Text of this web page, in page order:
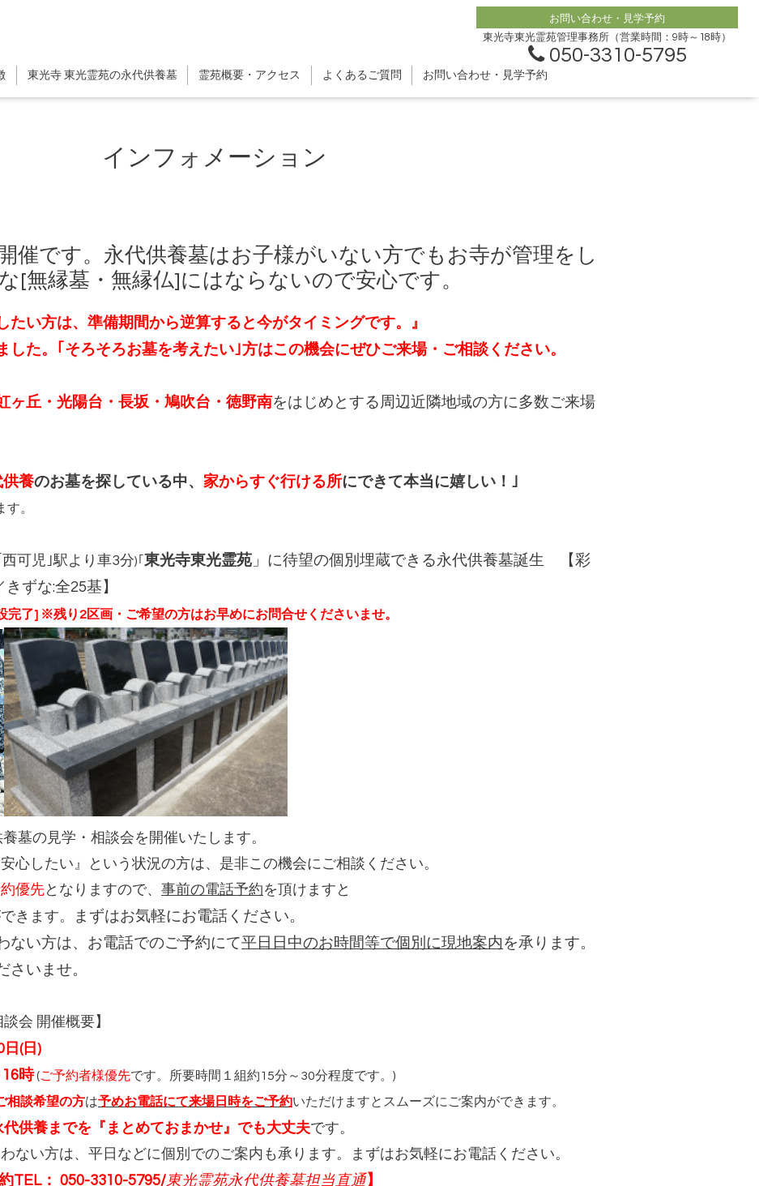
お問い合わせ・見学予約
東光寺東光霊苑管理事務所（営業時間：9時～18時）
050-3310-5795
東光寺 東光霊苑の永代供養墓 霊苑概要・アクセス よくあるご質問 お問い合わせ・見学予約
インフォメーション
催です。永代供養墓はお子様がいない方でもお寺が管理をし
[無縁墓・無縁仏]にはならないので安心です。
たい方は、準備期間から逆算すると今がタイミングです。』
した。
｢そろそろお墓を考えたい｣方はこの機会にぜひご来場・ご相談ください。
ヶ丘・光陽台・長坂・鳩吹台・徳野南をはじめとする周辺近隣地域の方に多数ご来場
供養のお墓を探している中、 家からすぐ行ける所にできて本当に嬉しい！｣
。
可児｣駅より車3分)｢ 東光寺東光霊苑 」に待望の個別埋蔵できる永代供養墓誕生 【彩
きずな:全25基】
完了] ※残り2区画・ご希望の方はお早めにお問合せくださいませ。
墓の見学・相談会を開催いたします。
心したい』という状況の方は、是非この機会にご相談ください。
優先となりますので、 事前の電話予約を頂けますと
きます。
まずはお気軽にお電話ください。
ない方は、お電話でのご予約にて平日日中のお時間等で個別に現地案内 を承ります。
さいませ。
会 開催概要】
日(日)
時(ご予約者様優先です。所要時間１組約15分～30分程度です。)
相談希望の方は予めお電話にて来場日時をご予約いただけますとスムーズにご案内ができます。
供養までを『まとめておまかせ』でも大丈夫です。
ない方は、平日などに個別でのご案内も承ります。まずはお気軽にお電話ください。
TEL： 050-3310-5795/東光霊苑永代供養墓担当直通】